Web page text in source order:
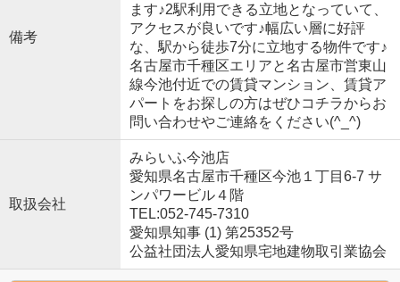
備考
ます♪2駅利用できる立地となっていて、
アクセスが良いです♪幅広い層に好評
な、駅から徒歩7分に立地する物件です♪
名古屋市千種区エリアと名古屋市営東山
線今池付近での賃貸マンション、賃貸ア
パートをお探しの方はぜひコチラからお
問い合わせやご連絡をください(^_^)
取扱会社
みらいふ今池店
愛知県名古屋市千種区今池１丁目6-7 サ
ンパワービル４階
TEL:052-745-7310
愛知県知事 (1) 第25352号
公益社団法人愛知県宅地建物取引業協会